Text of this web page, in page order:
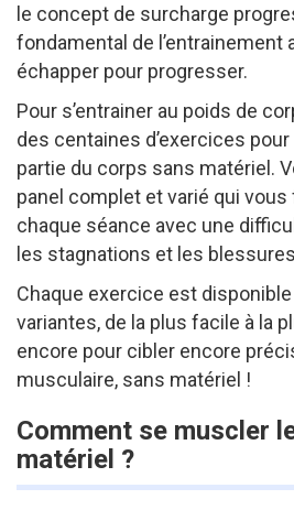
le concept de surcharge
fondamental de l’entrainement
échapper pour progresser.
Pour s’entrainer au poids de
des centaines d’exercices
partie du corps sans matériel.
panel complet et varié qui
chaque séance avec une
les stagnations et les
Chaque exercice est
variantes, de la plus facile à la
encore pour cibler encore
musculaire, sans matériel !
Comment se muscler
matériel ?